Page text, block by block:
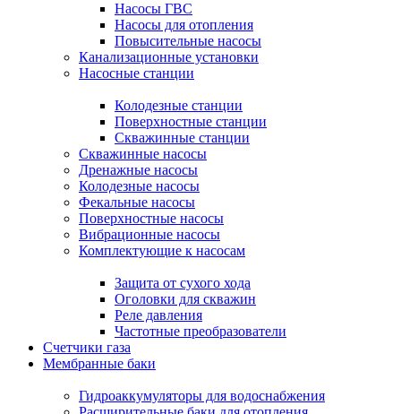
Насосы ГВС
Насосы для отопления
Повысительные насосы
Канализационные установки
Насосные станции
Колодезные станции
Поверхностные станции
Скважинные станции
Скважинные насосы
Дренажные насосы
Колодезные насосы
Фекальные насосы
Поверхностные насосы
Вибрационные насосы
Комплектующие к насосам
Защита от сухого хода
Оголовки для скважин
Реле давления
Частотные преобразователи
Счетчики газа
Мембранные баки
Гидроаккумуляторы для водоснабжения